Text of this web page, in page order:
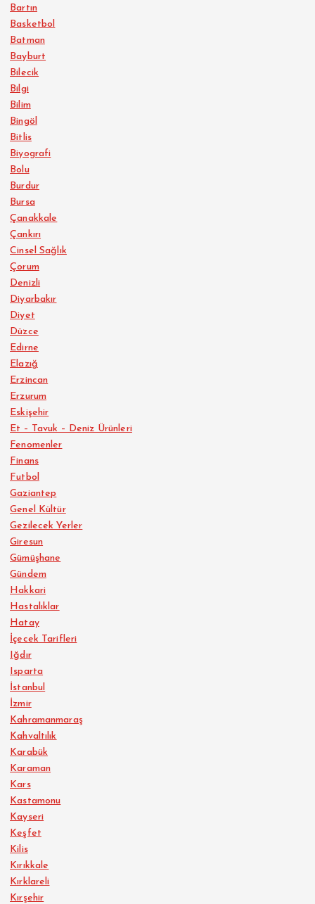
Bartın
Basketbol
Batman
Bayburt
Bilecik
Bilgi
Bilim
Bingöl
Bitlis
Biyografi
Bolu
Burdur
Bursa
Çanakkale
Çankırı
Cinsel Sağlık
Çorum
Denizli
Diyarbakır
Diyet
Düzce
Edirne
Elazığ
Erzincan
Erzurum
Eskişehir
Et – Tavuk – Deniz Ürünleri
Fenomenler
Finans
Futbol
Gaziantep
Genel Kültür
Gezilecek Yerler
Giresun
Gümüşhane
Gündem
Hakkari
Hastalıklar
Hatay
İçecek Tarifleri
Iğdır
Isparta
İstanbul
İzmir
Kahramanmaraş
Kahvaltılık
Karabük
Karaman
Kars
Kastamonu
Kayseri
Keşfet
Kilis
Kırıkkale
Kırklareli
Kırşehir